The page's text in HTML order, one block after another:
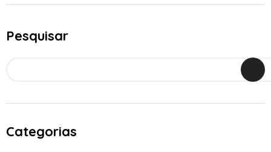
Pesquisar
Categorias